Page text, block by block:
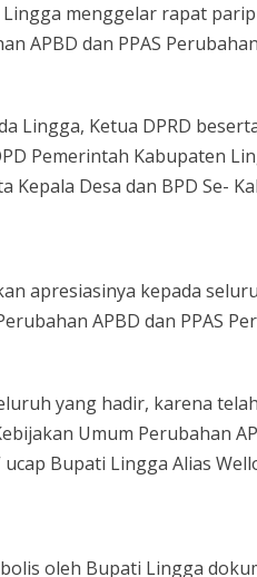
menggelar rapat
APBD dan PPAS
Lingga, Ketua DPRD
Pemerintah Kabupaten
Desa dan BPD Se-
apresiasinya kepada
APBD dan PPAS
yang hadir, karena
Umum Perubahan
Bupati Lingga Alias
oleh Bupati Lingga